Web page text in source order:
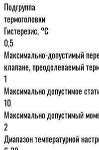
Подгруппа
термоголовки
Гистерезис, °C
0,5
Максимально-допустимый
клапане, преодолеваемый
1
Максимально допустимое
10
Максимально допустимый
2
Диапазон температурной